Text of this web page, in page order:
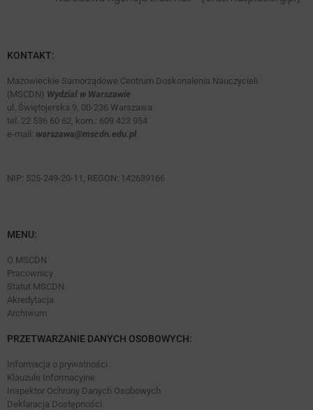
KONTAKT:
Mazowieckie Samorządowe Centrum Doskonalenia Nauczycieli
(MSCDN) Wydział w Warszawie
ul. Świętojerska 9, 00-236 Warszawa
tel. 22 536 60 62, kom.: 609 423 954
e-mail: warszawa@mscdn.edu.pl
NIP: 525-249-20-11, REGON: 142639166
MENU:
O MSCDN
Pracownicy
Statut MSCDN
Akredytacja
Archiwum
PRZETWARZANIE DANYCH OSOBOWYCH:
Informacja o prywatności
Klauzule Informacyjne
Inspektor Ochrony Danych Osobowych
Deklaracja Dostępności